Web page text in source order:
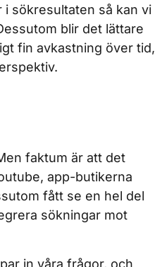
i sökresultaten så kan vi
blir det lättare
fin avkastning över tid,
faktum är att det
app-butikerna
fått se en hel del
sökningar mot
in våra frågor, och